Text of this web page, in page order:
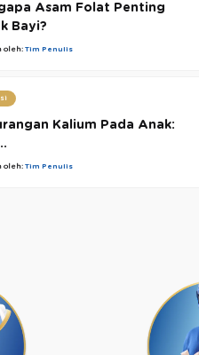
Asam Folat Penting
Bayi?
oleh:Tim Penulis
Kalium Pada Anak:
oleh:Tim Penulis